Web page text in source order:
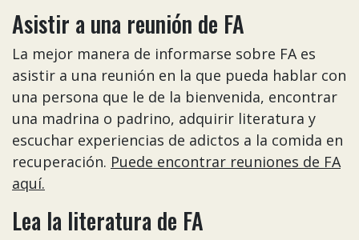
Asistir a una reunión de FA
La mejor manera de informarse sobre FA es
asistir a una reunión en la que pueda hablar con
una persona que le de la bienvenida, encontrar
una madrina o padrino, adquirir literatura y
escuchar experiencias de adictos a la comida en
recuperación. Puede encontrar reuniones de FA
aquí.
Lea la literatura de FA